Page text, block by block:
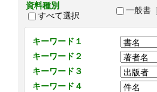
資料種別
すべて選択
一般書
キーワード１
キーワード２
キーワード３
キーワード４